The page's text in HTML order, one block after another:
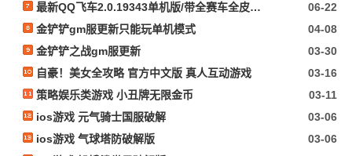
最新QQ飞车2.0.19343单机版/带全赛车全皮肤+GM指令+所有功能完好无损/看必看文本
06-22
金铲铲gm服更新只能玩单机模式
04-08
金铲铲之战gm服更新
03-30
自豪！美女全攻略 官方中文版 真人互动游戏
03-16
策略娱乐类游戏 小丑牌无限金币
03-11
ios游戏 元气骑士国服破解
03-06
ios游戏 气球塔防破解版
03-06